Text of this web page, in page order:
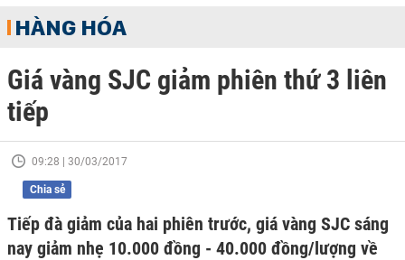
HÀNG HÓA
Giá vàng SJC giảm phiên thứ 3 liên
tiếp
09:28 | 30/03/2017
Chia sẻ
Tiếp đà giảm của hai phiên trước, giá vàng SJC sáng
nay giảm nhẹ 10.000 đồng - 40.000 đồng/lượng về